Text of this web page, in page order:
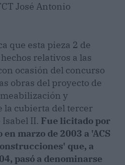
José Antonio
que esta pieza 2 de
relativos a las
ocasión del concurso
obras del proyecto de
y
cubierta del tercer
II. Fue licitado por
marzo de 2003 a 'ACS
que, a
pasó a denominarse